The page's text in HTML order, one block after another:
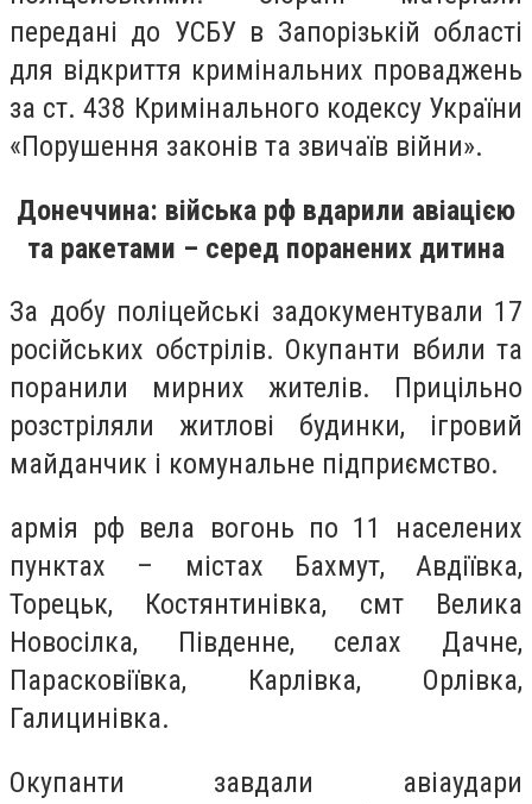
передані до УСБУ в Запорізькій області
для відкриття кримінальних проваджень
за ст. 438 Кримінального кодексу України
«Порушення законів та звичаїв війни».
Донеччина: війська рф вдарили авіацією
та ракетами – серед поранених дитина
За добу поліцейські задокументували 17
російських обстрілів. Окупанти вбили та
поранили мирних жителів. Прицільно
розстріляли житлові будинки, ігровий
майданчик і комунальне підприємство.
армія рф вела вогонь по 11 населених
пунктах – містах Бахмут, Авдіївка,
Торецьк, Костянтинівка, смт Велика
Новосілка, Південне, селах Дачне,
Парасковіївка, Карлівка, Орлівка,
Галицинівка.
Окупанти завдали авіаудари